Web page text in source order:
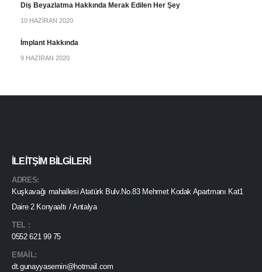
Diş Beyazlatma Hakkında Merak Edilen Her Şey
10 HAZIRAN 2020
İmplant Hakkında
9 HAZIRAN 2020
İLEITŞIM BİLGILERI
ADRES:
Kuşkavağı mahallesi Atatürk Bulv.No.83 Mehmet Kodak Apartmanı Kat1
Daire 2 Konyaaltı / Antalya
TEL :
0552 621 99 75
EMAIL:
dt.gunayyasemin@hotmail.com